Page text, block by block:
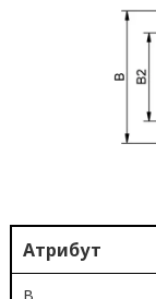
Атрибут